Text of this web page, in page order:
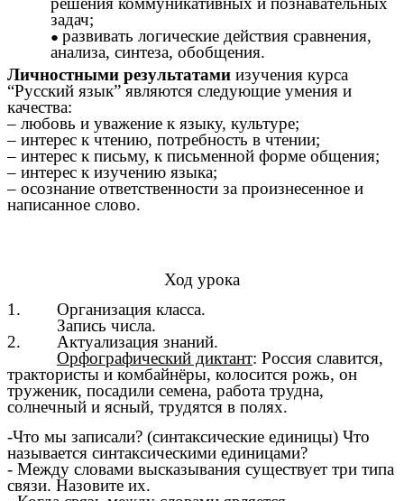
задач;
развивать логические действия сравнения,
анализа, синтеза, обобщения.
Личностными результатами изучения курса
“Русский язык” являются следующие умения и
качества:
– любовь и уважение к языку, культуре;
– интерес к чтению, потребность в чтении;
– интерес к письму, к письменной форме общения;
– интерес к изучению языка;
– осознание ответственности за произнесенное и
написанное слово.
Ход урока
1. Организация класса.
Запись числа.
2. Актуализация знаний.
Орфографический диктант: Россия славится,
трактористы и комбайнёры, колосится рожь, он
труженик, посадили семена, работа трудна,
солнечный и ясный, трудятся в полях.
-Что мы записали? (синтаксические единицы) Что
называется синтаксическими единицами?
- Между словами высказывания существует три типа
связи. Назовите их.